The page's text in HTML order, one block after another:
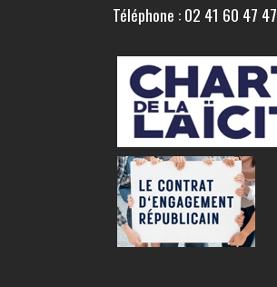
Téléphone : 02 41 60 47 47